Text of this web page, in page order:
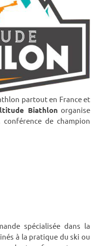
partout en France et
Biathlon organise
de champion
spécialisée dans la
à la pratique du ski ou